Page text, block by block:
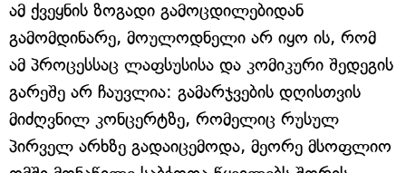
ამ ქვეყნის ზოგადი გამოცდილებიდან
გამომდინარე, მოულოდნელი არ იყო ის, რომ
ამ პროცესსაც ლაფსუსისა და კომიკური შედეგის
გარეშე არ ჩაუვლია: გამარჯვების დღისთვის
მიძღვნილ კონცერტზე, რომელიც რუსულ
პირველ არხზე გადაიცემოდა, მეორე მსოფლიო